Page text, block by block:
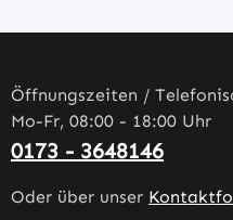
Öffnungszeiten /
Mo-Fr, 08:00 - 18:00 Uhr
0173 - 3648146
Oder über unser